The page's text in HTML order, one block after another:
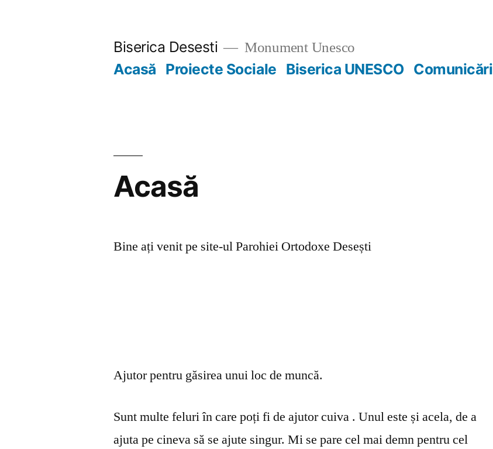
Biserica Desesti Monument Unesco
Acasă Proiecte Sociale Biserica UNESCO Comunicări
Acasă
Bine ați venit pe site-ul Parohiei Ortodoxe Desești
Ajutor pentru găsirea unui loc de muncă.
Sunt multe feluri în care poți fi de ajutor cuiva . Unul este și acela, de a
ajuta pe cineva să se ajute singur. Mi se pare cel mai demn pentru cel